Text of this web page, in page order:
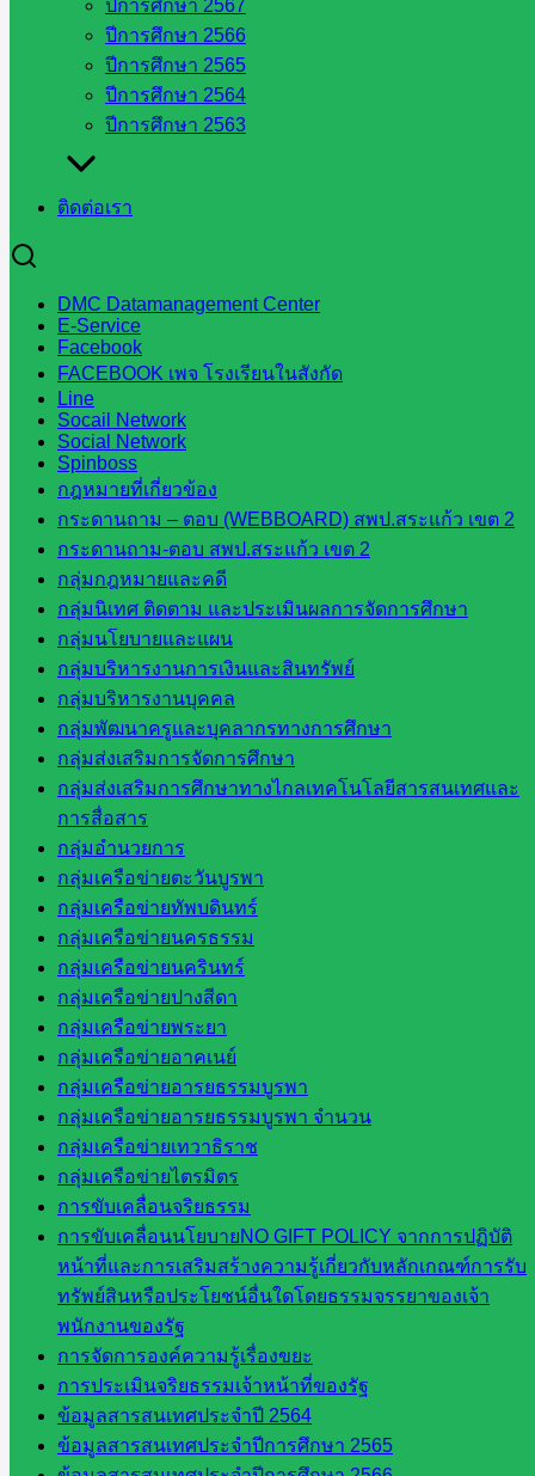
ปีการศึกษา 2567
ปีการศึกษา 2566
ปีการศึกษา 2565
ปีการศึกษา 2564
ปีการศึกษา 2563
ติดต่อเรา
DMC Datamanagement Center
E-Service
Facebook
FACEBOOK เพจ โรงเรียนในสังกัด
Line
Socail Network
Social Network
Spinboss
กฎหมายที่เกี่ยวข้อง
กระดานถาม – ตอบ (WEBBOARD) สพป.สระแก้ว เขต 2
กระดานถาม-ตอบ สพป.สระแก้ว เขต 2
กลุ่มกฎหมายและคดี
กลุ่มนิเทศ ติดตาม และประเมินผลการจัดการศึกษา
กลุ่มนโยบายและแผน
กลุ่มบริหารงานการเงินและสินทรัพย์
กลุ่มบริหารงานบุคคล
กลุ่มพัฒนาครูและบุคลากรทางการศึกษา
กลุ่มส่งเสริมการจัดการศึกษา
กลุ่มส่งเสริมการศึกษาทางไกลเทคโนโลยีสารสนเทศและ
การสื่อสาร
กลุ่มอำนวยการ
กลุ่มเครือข่ายตะวันบูรพา
กลุ่มเครือข่ายทัพบดินทร์
กลุ่มเครือข่ายนครธรรม
กลุ่มเครือข่ายนครินทร์
กลุ่มเครือข่ายปางสีดา
กลุ่มเครือข่ายพระยา
กลุ่มเครือข่ายอาคเนย์
กลุ่มเครือข่ายอารยธรรมบูรพา
กลุ่มเครือข่ายอารยธรรมบูรพา จำนวน
กลุ่มเครือข่ายเทวาธิราช
กลุ่มเครือข่ายไตรมิตร
การขับเคลื่อนจริยธรรม
การขับเคลื่อนนโยบายNO GIFT POLICY จากการปฏิบัติ
หน้าที่และการเสริมสร้างความรู้เกี่ยวกับหลักเกณฑ์การรับ
ทรัพย์สินหรือประโยชน์อื่นใดโดยธรรมจรรยาของเจ้า
พนักงานของรัฐ
การจัดการองค์ความรู้เรื่องขยะ
การประเมินจริยธรรมเจ้าหน้าที่ของรัฐ
ข้อมูลสารสนเทศประจำปี 2564
ข้อมูลสารสนเทศประจำปีการศึกษา 2565
สพป.สระแก้ว
เขต 2
วิทยาลัย
เทคนิค
สระแก้ว
วิทยาลัย
วังน้ำเย็น
เว็บไซต์
กลุ่มงาน
ใน
สำนักงาน
กลุ่
มอำนวย
การ
กลุ่ม
บริหาร
งานงาน
เงินและ
สินทรัพย์
กลุ่มน
โยบาย
และแผน
กลุ่มส่ง
เสริมการ
จัดการ
ศึกษา
กลุ่ม
บริหาร
งาน
บุคคล
กลุ่ม
พัฒนาครู
และบุ
คลากรฯ
กลุ่มนิ
เทศ
ติดตาม
และประ
เมินผลฯ
เว็บไซต์
หลักสูตร
ต้าน
ทุจริต